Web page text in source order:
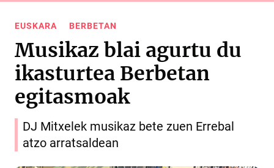
EUSKARA BERBETAN
Musikaz blai agurtu du
ikasturtea Berbetan
egitasmoak
DJ Mitxelek musikaz bete zuen Errebal
atzo arratsaldean